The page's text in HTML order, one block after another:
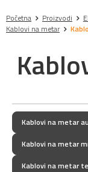
Početna Proizvodi
Kablovi na metar
Kablovi na metar
Kablovi na metar
Kablovi na metar